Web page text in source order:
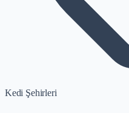
Kedi Şehirleri